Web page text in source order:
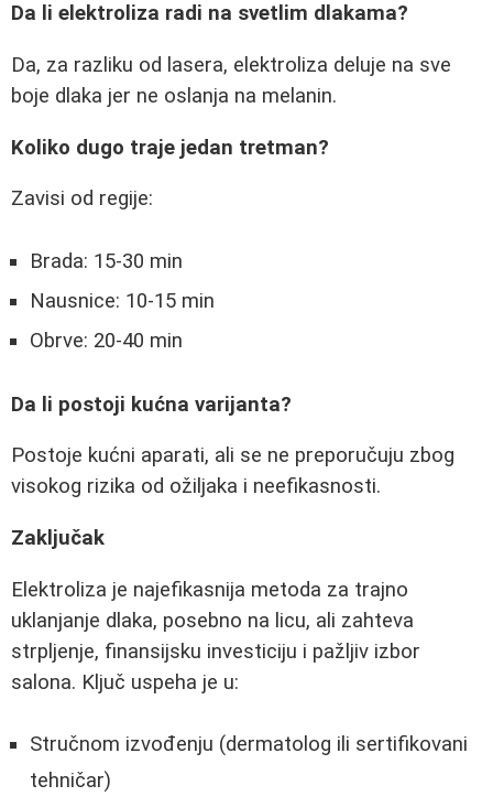
Da li elektroliza radi na svetlim dlakama?
Da, za razliku od lasera, elektroliza deluje na sve
boje dlaka jer ne oslanja na melanin.
Koliko dugo traje jedan tretman?
Zavisi od regije:
Brada: 15-30 min
Nausnice: 10-15 min
Obrve: 20-40 min
Da li postoji kućna varijanta?
Postoje kućni aparati, ali se ne preporučuju zbog
visokog rizika od ožiljaka i neefikasnosti.
Zaključak
Elektroliza je najefikasnija metoda za trajno
uklanjanje dlaka, posebno na licu, ali zahteva
strpljenje, finansijsku investiciju i pažljiv izbor
salona. Ključ uspeha je u:
Stručnom izvođenju (dermatolog ili sertifikovani
tehničar)